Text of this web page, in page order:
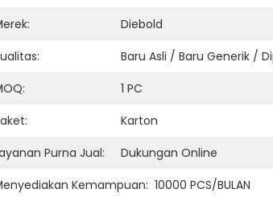
Diebold
Baru Asli / Baru Generik /
1 PC
Karton
Purna Jual:
Dukungan Online
Kemampuan: 10000 PCS/BULAN